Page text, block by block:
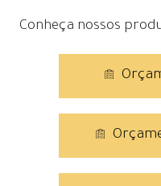
Conheça nossos